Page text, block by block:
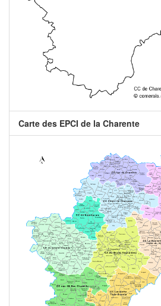
Carte des EPCI de la Charente